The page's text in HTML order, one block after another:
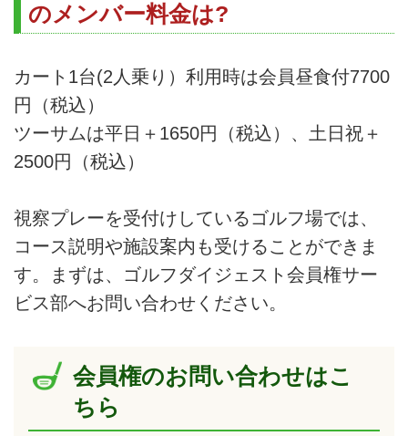
のメンバー料金は?
カート1台(2人乗り）利用時は会員昼食付7700
円（税込）
ツーサムは平日＋1650円（税込）、土日祝＋
2500円（税込）
視察プレーを受付けしているゴルフ場では、
コース説明や施設案内も受けることができま
す。まずは、ゴルフダイジェスト会員権サー
ビス部へお問い合わせください。
会員権のお問い合わせはこ
ちら